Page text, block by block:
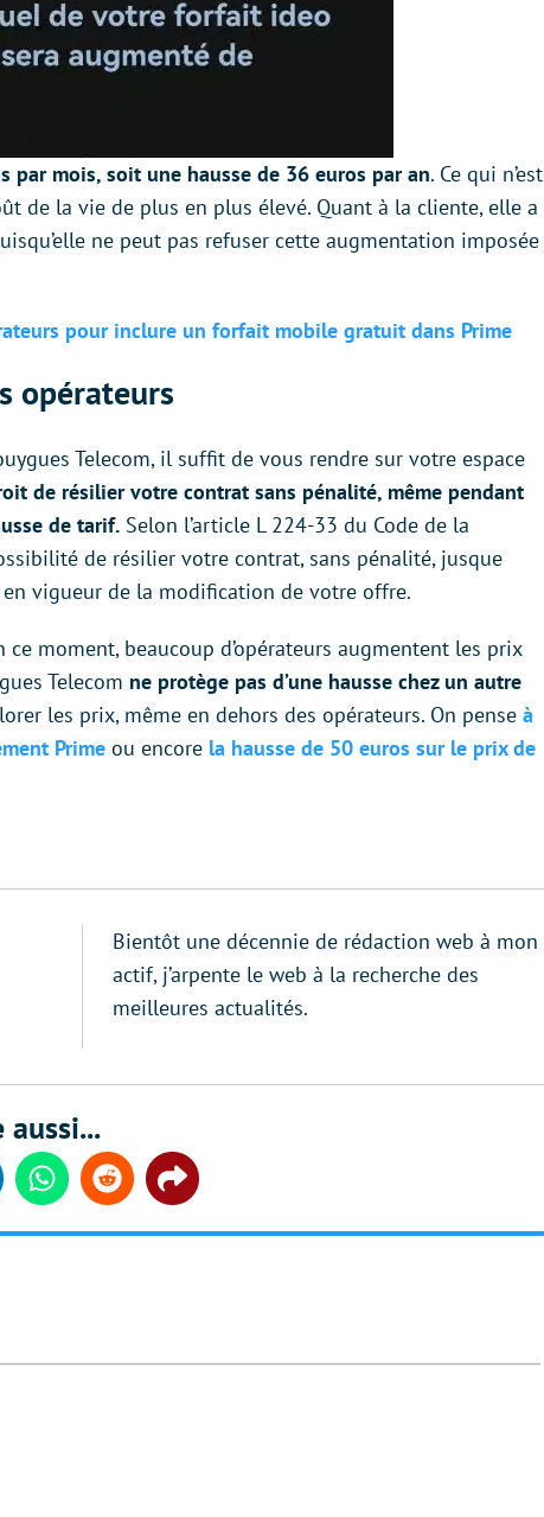
par mois, soit une hausse de 36 euros par an. Ce qui n’est
de la vie de plus en plus élevé. Quant à la cliente, elle a
ne peut pas refuser cette augmentation imposée
pour inclure un forfait mobile gratuit dans Prime
opérateurs
Telecom, il suffit de vous rendre sur votre espace
de résilier votre contrat sans pénalité, même pendant
de tarif. Selon l’article L 224-33 du Code de la
de résilier votre contrat, sans pénalité, jusque
vigueur de la modification de votre offre.
moment, beaucoup d’opérateurs augmentent les prix
Telecom ne protège pas d’une hausse chez un autre
les prix, même en dehors des opérateurs. On pense à
Prime ou encore la hausse de 50 euros sur le prix de
Bientôt une décennie de rédaction web à mon
actif, j’arpente le web à la recherche des
meilleures actualités.
WhatsappReddit Share